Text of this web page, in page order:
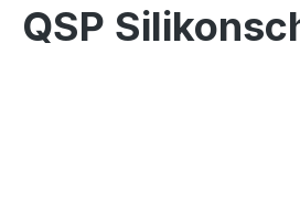
QSP